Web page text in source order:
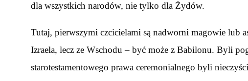
dla wszystkich narodów, nie tylko dla Żydów.
Tutaj, pierwszymi czcicielami są nadworni magowie lub
Izraela, lecz ze Wschodu – być może z Babilonu. Byli
starotestamentowego prawa ceremonialnego byli